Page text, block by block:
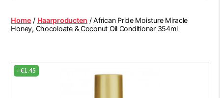
Beauty
Centre
Home / Haarproducten / African Pride Moisture Miracle
Honey, Chocoloate & Coconut Oil Conditioner 354ml
-€1.45